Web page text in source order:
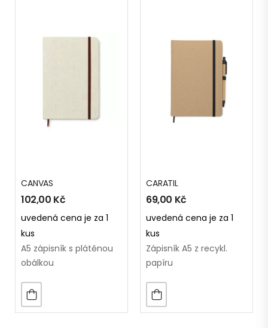
CANVAS
102,00 Kč
uvedená cena je za 1
kus
A5 zápisník s plátěnou
obálkou
CARATIL
69,00 Kč
uvedená cena je za 1
kus
Zápisník A5 z recykl.
papíru